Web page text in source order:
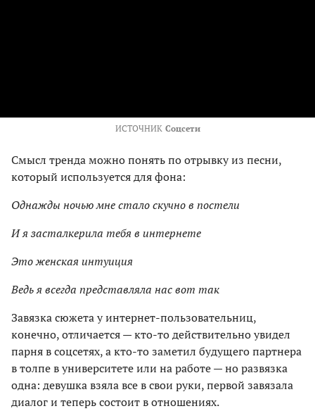
ИСТОЧНИК Соцсети
Смысл тренда можно понять по отрывку из песни,
который используется для фона:
Однажды ночью мне стало скучно в постели
И я засталкерила тебя в интернете
Это женская интуиция
Ведь я всегда представляла нас вот так
Завязка сюжета у интернет-пользовательниц,
конечно, отличается — кто-то действительно увидел
парня в соцсетях, а кто-то заметил будущего партнера
в толпе в университете или на работе — но развязка
одна: девушка взяла все в свои руки, первой завязала
диалог и теперь состоит в отношениях.